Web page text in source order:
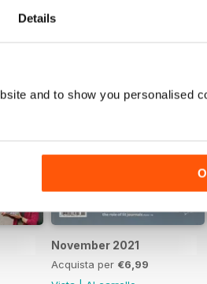
Details
and to show you personalised
November 2021
Acquista per €6,99